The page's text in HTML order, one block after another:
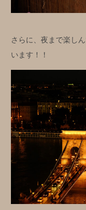
さらに、夜まで楽し
います！！